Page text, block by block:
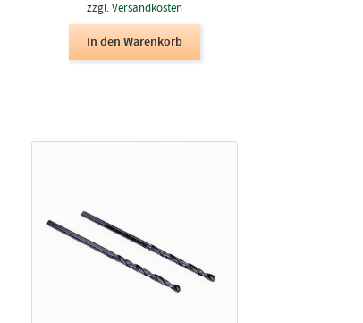
zzgl.Versandkosten
In den Warenkorb